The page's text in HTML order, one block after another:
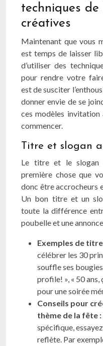
techniques
créatives
Maintenant que vous
est temps de laisser
d’utiliser des
pour rendre votre
est de susciter
donner envie de se
ces modèles
commencer.
Titre et slogan
Le titre et le slogan
première chose que
donc être accrocheurs
Un bon titre et un
toute la différence
poubelle et une
Exemples de
célébrer les 30
souffle ses
profile! », « 50
pour une soirée
Conseils pour
thème de la fête :
spécifique,
reflète. Par